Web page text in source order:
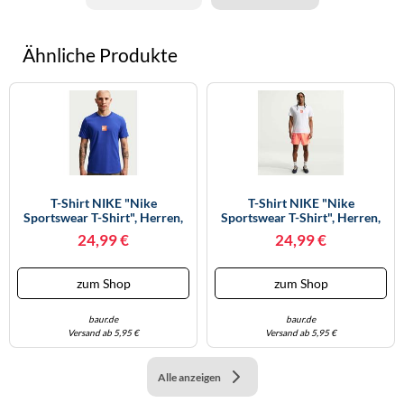
Ähnliche Produkte
T-Shirt NIKE "Nike
Sportswear T-Shirt", Herren,
Gr. XL, Old Royal, Jersey,
Obermaterial: 100%
Hüftbedeckend, Rundhals,
Shirts T-Shirt, Mit Sportlichem
Rückenprint
24,99 €
zum Shop
baur.de
Versand ab 5,95 €
T-Shirt NIKE "Nike
Sportswear T-Shirt", Herren,
Gr. XS, Weiß, Jersey,
Obermaterial: 100%
Hüftbedeckend, Rundhals,
Shirts T-Shirt, Mit Sportlichem
Rückenprint, Hüf
24,99 €
zum Shop
baur.de
Versand ab 5,95 €
Alle anzeigen